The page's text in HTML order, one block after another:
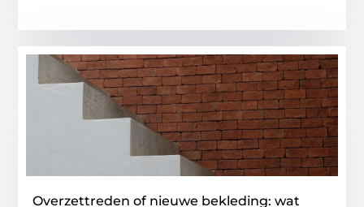
Overzettreden of nieuwe bekleding: wat